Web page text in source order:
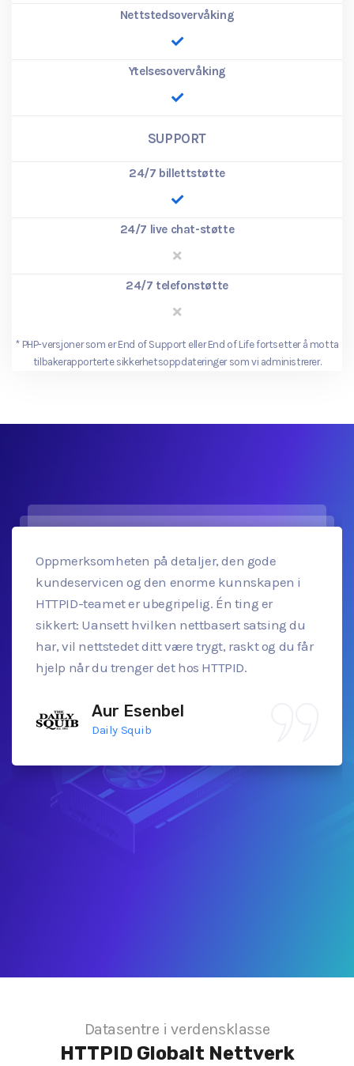
Nettstedsovervåking
Ytelsesovervåking
SUPPORT
24/7 billettstøtte
24/7 live chat-støtte
24/7 telefonstøtte
* PHP-versjoner som er End of Support eller End of Life fortsetter å motta
tilbakerapporterte sikkerhetsoppdateringer som vi administrerer.
Oppmerksomheten på detaljer, den gode
kundeservicen og den enorme kunnskapen i
HTTPID-teamet er ubegripelig. Én ting er
sikkert: Uansett hvilken nettbasert satsing du
har, vil nettstedet ditt være trygt, raskt og du får
hjelp når du trenger det hos HTTPID.
Aur Esenbel
Daily Squib
Datasentre i verdensklasse
HTTPID Globalt Nettverk